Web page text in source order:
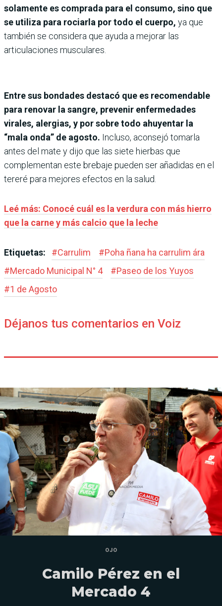
solamente es comprada para el consumo, sino que
se utiliza para rociarla por todo el cuerpo, ya que
también se considera que ayuda a mejorar las
articulaciones musculares.
Entre sus bondades destacó que es recomendable
para renovar la sangre, prevenir enfermedades
virales, alergias, y por sobre todo ahuyentar la
“mala onda” de agosto. Incluso, aconsejó tomarla
antes del mate y dijo que las siete hierbas que
complementan este brebaje pueden ser añadidas en el
tereré para mejores efectos en la salud.
Leé más: Conocé cuál es la verdura con más hierro
que la carne y más calcio que la leche
Etiquetas: #Carrulim #Poha ñana ha carrulim ára
#Mercado Municipal N° 4 #Paseo de los Yuyos
#1 de Agosto
Déjanos tus comentarios en Voiz
OJO
Camilo Pérez en el
Mercado 4